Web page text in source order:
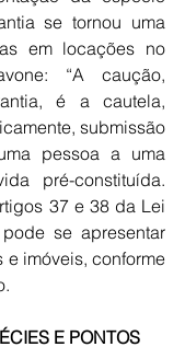
se tornou uma
em locações no
“A caução,
é a cautela,
submissão
pessoa a uma
pré-constituída.
37 e 38 da Lei
se apresentar
e imóveis, conforme
E PONTOS